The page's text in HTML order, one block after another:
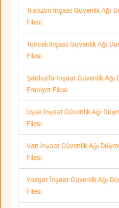
Trabzon İnşaat Güvenlik Ağı
Filesi
Tunceli İnşaat Güvenlik Ağı
Filesi
Şanlıurfa İnşaat Güvenlik Ağı
Emniyet Filesi
Uşak İnşaat Güvenlik Ağı
Filesi
Van İnşaat Güvenlik Ağı
Filesi
Yozgat İnşaat Güvenlik Ağı
Filesi